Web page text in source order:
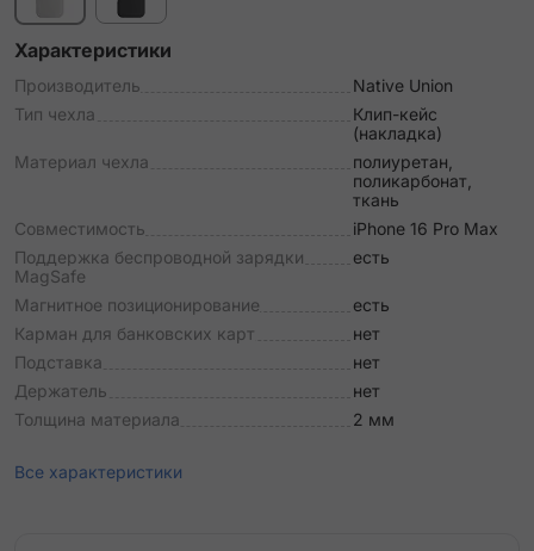
Характеристики
Производитель
Native Union
Тип чехла
Клип-кейс
(накладка)
Материал чехла
полиуретан,
поликарбонат,
ткань
Совместимость
iPhone 16 Pro Max
Поддержка беспроводной зарядки
MagSafe
есть
Магнитное позиционирование
есть
Карман для банковских карт
нет
Подставка
нет
Держатель
нет
Толщина материала
2 мм
Все характеристики